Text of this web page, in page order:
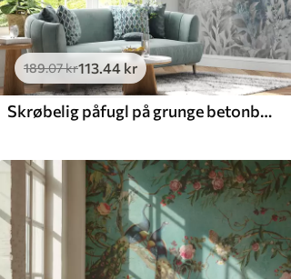
189.07kr113.44 kr
Skrøbelig påfugl på grunge betonbaggrund